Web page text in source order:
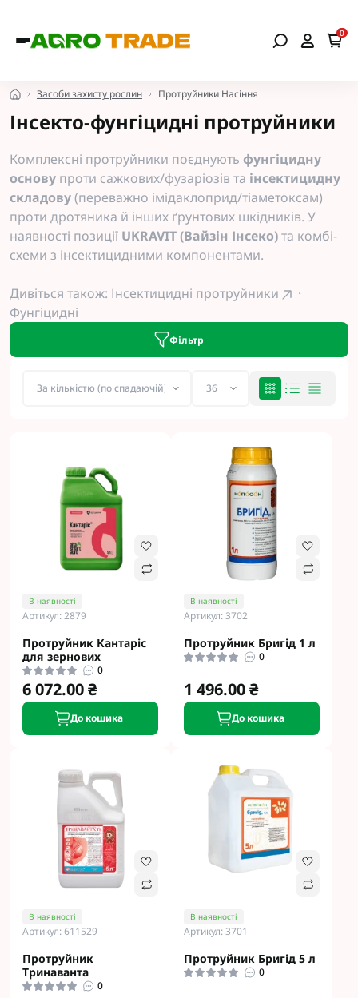
0
Засоби захисту рослин Протруйники Насіння
Інсекто-фунгіцидні протруйники
Комплексні протруйники поєднують фунгіцидну
основу проти сажкових/фузаріозів та інсектицидну
складову(переважно імідаклоприд/тіаметоксам)
проти дротяника й інших ґрунтових шкідників. У
наявності позиції UKRAVIT (Вайзін Інсеко)та комбі-
схеми з інсектицидними компонентами.
Дивіться також: Інсектицидні протруйники
·
Фунгіцидні
Фільтр
В наявності
Артикул: 2879
Протруйник Кантаріс
для зернових
0
6 072.00 ₴
До кошика
В наявності
Артикул: 3702
Протруйник Бригід 1 л
0
1 496.00 ₴
До кошика
В наявності
Артикул: 611529
Протруйник
Тринаванта
0
В наявності
Артикул: 3701
Протруйник Бригід 5 л
0